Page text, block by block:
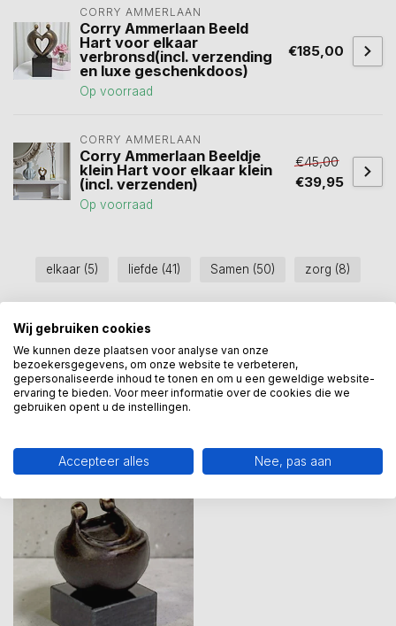
CORRY AMMERLAAN
Corry Ammerlaan Beeld
Hart voor elkaar
verbronsd(incl. verzending
en luxe geschenkdoos)
Op voorraad
€185,00
CORRY AMMERLAAN
Corry Ammerlaan Beeldje
klein Hart voor elkaar klein
(incl. verzenden)
Op voorraad
€45,00
€39,95
elkaar (5) liefde (41) Samen (50) zorg (8)
Heeft u een vraag over dit
kunstcadeau?
Wij assisteren u graag via 06-23643267
Recent bekeken
Wij gebruiken cookies
We kunnen deze plaatsen voor analyse van onze
bezoekersgegevens, om onze website te verbeteren,
gepersonaliseerde inhoud te tonen en om u een geweldige website-
ervaring te bieden. Voor meer informatie over de cookies die we
gebruiken opent u de instellingen.
Accepteer alles Nee, pas aan